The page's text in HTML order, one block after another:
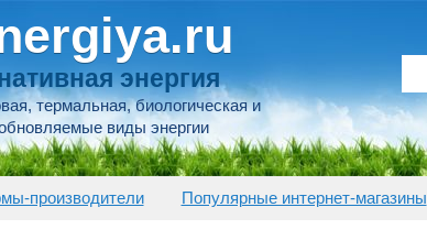
энергия
термальная, биологическая и
виды энергии
производители Популярные интернет-магазины